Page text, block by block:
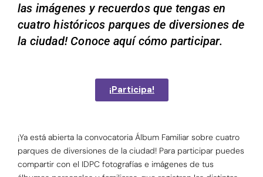
las imágenes y recuerdos que tengas en
cuatro históricos parques de diversiones de
la ciudad! Conoce aquí cómo participar.
¡Participa!
¡Ya está abierta la convocatoria Álbum Familiar sobre cuatro
parques de diversiones de la ciudad! Para participar puedes
compartir con el IDPC fotografías e imágenes de tus